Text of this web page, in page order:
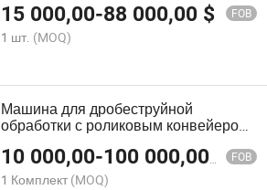
15 000,00-88 000,00 $ FOB
1 шт. (MOQ)
Машина для дробеструйной
обработки с роликовым конвейером
для линии предварительной
обработки стальных плит
10 000,00-100 000,00$ FOB
1 Комплект (MOQ)